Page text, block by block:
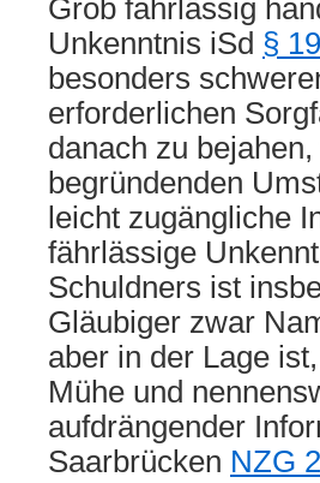
Grob fahrlässig
Unkenntnis iSd §
besonders
erforderlichen
danach zu
begründenden
leicht zugängliche
fährlässige
Schuldners ist
Gläubiger zwar
aber in der Lage
Mühe und
aufdrängender
Saarbrücken NZG